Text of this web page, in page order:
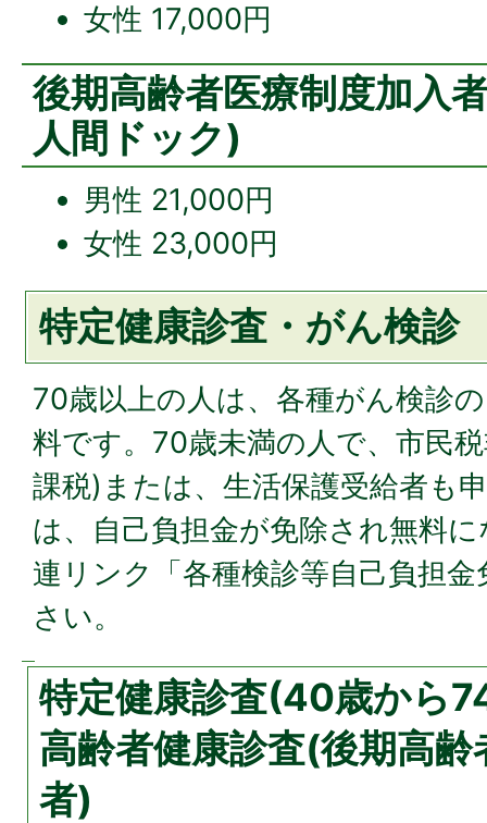
女性 17,000円
後期高齢者医療制度加入
人間ドック)
男性 21,000円
女性 23,000円
特定健康診査・がん検診
70歳以上の人は、各種がん検診
料です。70歳未満の人で、市民
課税)または、生活保護受給者も
は、自己負担金が免除され無料
連リンク「各種検診等自己負担
さい。
特定健康診査(40歳から
高齢者健康診査(後期高
者)